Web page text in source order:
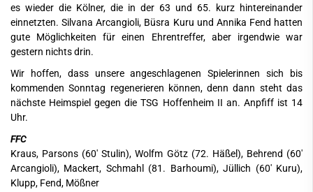
es wieder die Kölner, die in der 63 und 65. kurz hintereinander
einnetzten. Silvana Arcangioli, Büsra Kuru und Annika Fend hatten
gute Möglichkeiten für einen Ehrentreffer, aber irgendwie war
gestern nichts drin.
Wir hoffen, dass unsere angeschlagenen Spielerinnen sich bis
kommenden Sonntag regenerieren können, denn dann steht das
nächste Heimspiel gegen die TSG Hoffenheim II an. Anpfiff ist 14
Uhr.
FFC
Kraus, Parsons (60' Stulin), Wolfm Götz (72. Häßel), Behrend (60'
Arcangioli), Mackert, Schmahl (81. Barhoumi), Jüllich (60' Kuru),
Klupp, Fend, Mößner